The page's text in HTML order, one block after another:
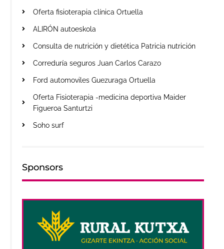
Oferta fisioterapia clínica Ortuella
ALIRÓN autoeskola
Consulta de nutrición y dietética Patricia nutrición
Correduría seguros Juan Carlos Carazo
Ford automoviles Guezuraga Ortuella
Oferta Fisioterapia -medicina deportiva Maider
Figueroa Santurtzi
Soho surf
Sponsors